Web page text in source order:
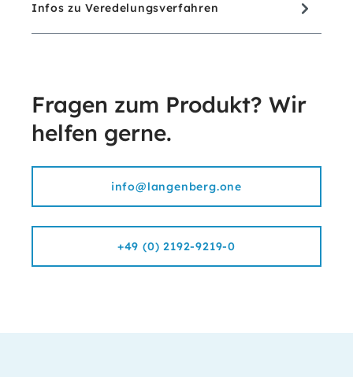
Fragen zum Produkt? Wir
helfen gerne.
info@langenberg.one
+49 (0) 2192-9219-0
Infos zu Veredelungsverfahren